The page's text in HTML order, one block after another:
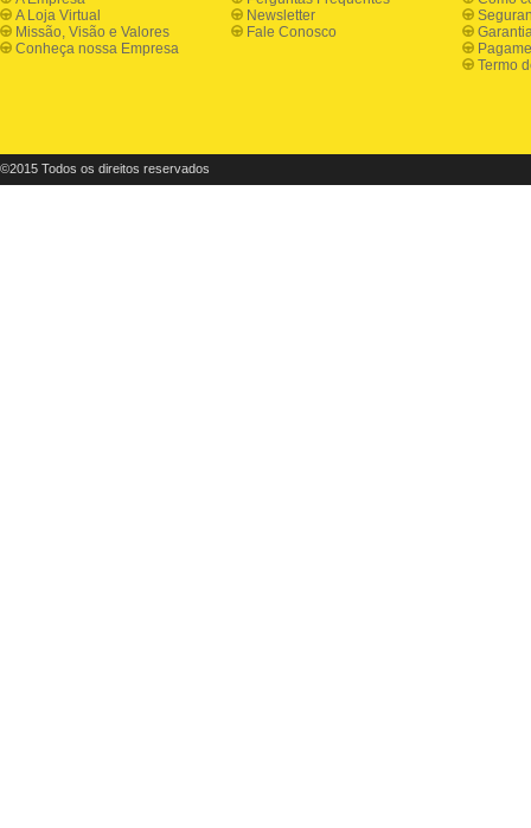
A Loja Virtual
Missão, Visão e Valores
Conheça nossa Empresa
Newsletter
Fale Conosco
Termo
©2015 Todos os direitos reservados